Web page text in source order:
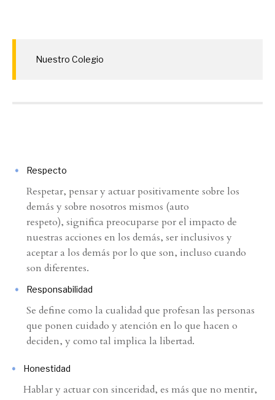
Nuestro Colegio
Respecto
Respetar, pensar y actuar positivamente sobre los
demás y sobre nosotros mismos (auto
respeto), significa preocuparse por el impacto de
nuestras acciones en los demás, ser inclusivos y
aceptar a los demás por lo que son, incluso cuando
son diferentes.
Responsabilidad
Se define como la cualidad que profesan las personas
que ponen cuidado y atención en lo que hacen o
deciden, y como tal implica la libertad.
Honestidad
Hablar y actuar con sinceridad, es más que no mentir,